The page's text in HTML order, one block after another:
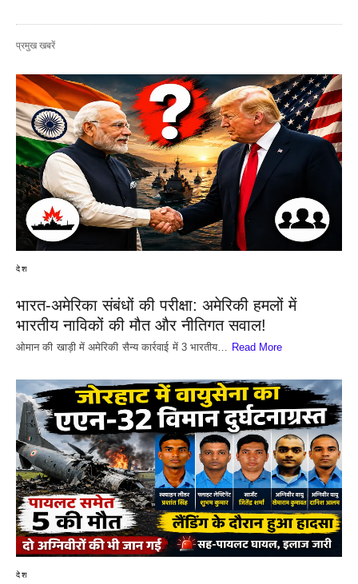
प्रमुख खबरें
देश
भारत-अमेरिका संबंधों की परीक्षा: अमेरिकी हमलों में
भारतीय नाविकों की मौत और नीतिगत सवाल!
​ओमान की खाड़ी में अमेरिकी सैन्य कार्रवाई में 3 भारतीय… Read More
देश